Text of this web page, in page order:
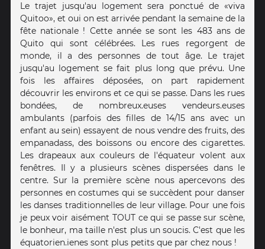
Le trajet jusqu'au logement sera ponctué de «viva
Quitoo», et oui on est arrivée pendant la semaine de la
fête nationale ! Cette année se sont les 483 ans de
Quito qui sont célébrées. Les rues regorgent de
monde, il a des personnes de tout âge. Le trajet
jusqu'au logement se fait plus long que prévu. Une
fois les affaires déposées, on part rapidement
découvrir les environs et ce qui se passe. Dans les rues
bondées, de nombreux.euses vendeurs.euses
ambulants (parfois des filles de 14/15 ans avec un
enfant au sein) essayent de nous vendre des fruits, des
empanadass, des boissons ou encore des cigarettes.
Les drapeaux aux couleurs de l'équateur volent aux
fenêtres. Il y a plusieurs scènes dispersées dans le
centre. Sur la première scène nous apercevons des
personnes en costumes qui se succèdent pour danser
les danses traditionnelles de leur village. Pour une fois
je peux voir aisément TOUT ce qui se passe sur scène,
le bonheur, ma taille n'est plus un soucis. C'est que les
équatorien.ienes sont plus petits que par chez nous !